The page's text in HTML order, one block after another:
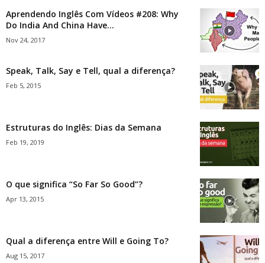
Aprendendo Inglês Com Vídeos #208: Why
Do India And China Have...
Nov 24, 2017
Speak, Talk, Say e Tell, qual a diferença?
Feb 5, 2015
Estruturas do Inglês: Dias da Semana
Feb 19, 2019
O que significa “So Far So Good”?
Apr 13, 2015
Qual a diferença entre Will e Going To?
Aug 15, 2017